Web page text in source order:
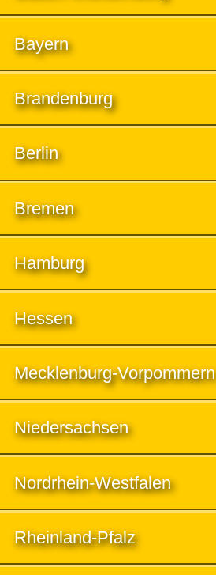
Bayern
Brandenburg
Berlin
Bremen
Hamburg
Hessen
Mecklenburg-Vorpommern
Niedersachsen
Nordrhein-Westfalen
Rheinland-Pfalz